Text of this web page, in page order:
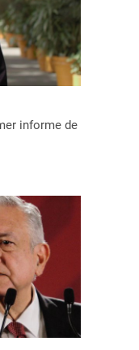
informe de